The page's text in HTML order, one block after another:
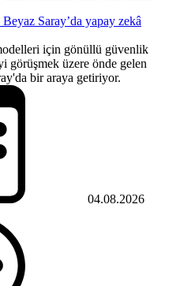
Saray’da yapay zekâ
için gönüllü güvenlik
görüşmek üzere önde gelen
bir araya getiriyor.
04.08.2026